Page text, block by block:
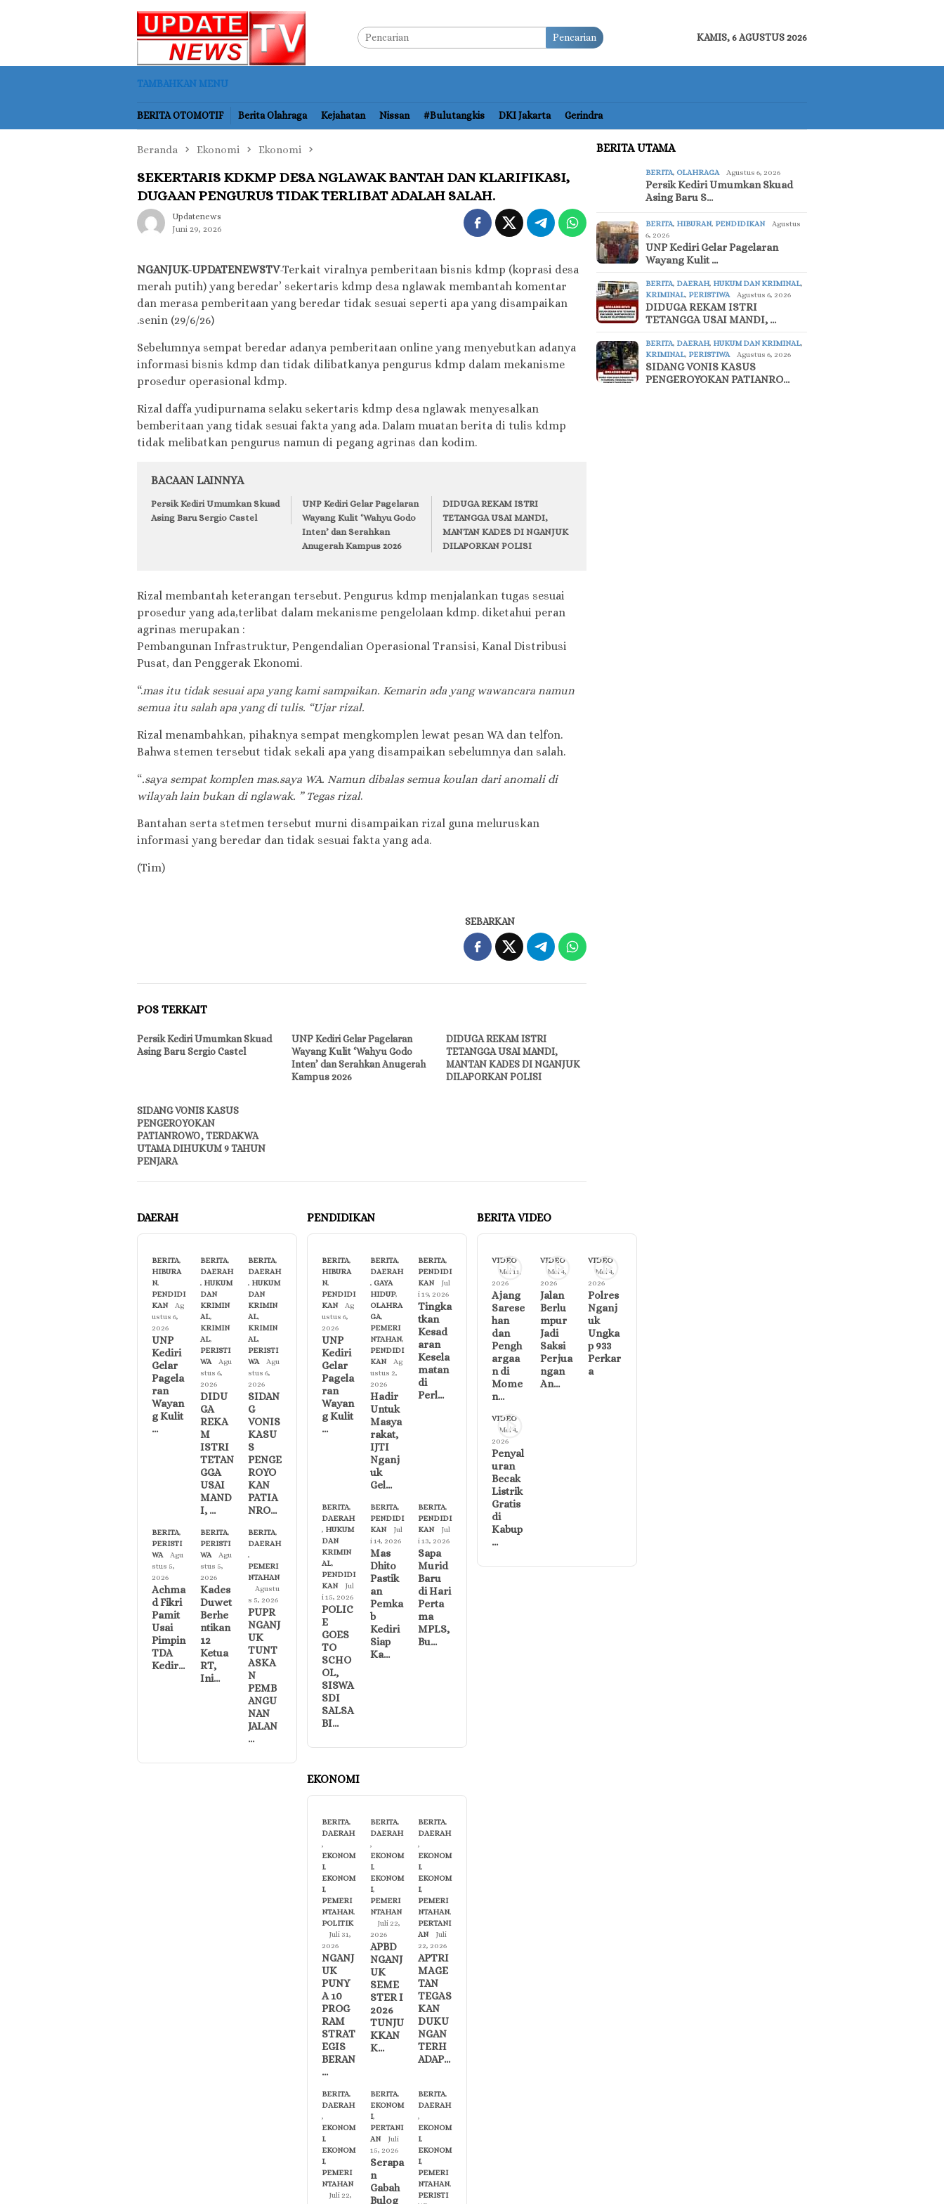
Pencarian KAMIS, 6 AGUSTUS 2026
TAMBAHKAN MENU
BERITA OTOMOTIF Berita Olahraga Kejahatan Nissan #bulutangkis DKI Jakarta Gerindra
Beranda Ekonomi Ekonomi
SEKERTARIS KDKMP DESA NGLAWAK BANTAH DAN KLARIFIKASI,
DUGAAN PENGURUS TIDAK TERLIBAT ADALAH SALAH.
Updatenews
Juni 29, 2026
NGANJUK-UPDATENEWSTV-Terkait viralnya pemberitaan bisnis kdmp (koprasi desa
merah putih) yang beredar’ sekertaris kdmp desa nglawak membantah komentar
dan merasa pemberitaan yang beredar tidak sesuai seperti apa yang disampaikan
.senin (29/6/26)
Sebelumnya sempat beredar adanya pemberitaan online yang menyebutkan adanya
informasi bisnis kdmp dan tidak dilibatkanya pengurus kdmp dalam mekanisme
prosedur operasional kdmp.
Rizal daffa yudipurnama selaku sekertaris kdmp desa nglawak menyesalkan
bemberitaan yang tidak sesuai fakta yang ada. Dalam muatan berita di tulis kdmp
tidak melibatkan pengurus namun di pegang agrinas dan kodim.
BACAAN LAINNYA
Persik Kediri Umumkan Skuad
Asing Baru Sergio Castel
UNP Kediri Gelar Pagelaran
Wayang Kulit ‘Wahyu Godo
Inten’ dan Serahkan
Anugerah Kampus 2026
DIDUGA REKAM ISTRI
TETANGGA USAI MANDI,
MANTAN KADES DI NGANJUK
DILAPORKAN POLISI
Rizal membantah keterangan tersebut. Pengurus kdmp menjalankan tugas sesuai
prosedur yang ada,terlibat dalam mekanisme pengelolaan kdmp. diketahui peran
agrinas merupakan :
Pembangunan Infrastruktur, Pengendalian Operasional Transisi, Kanal Distribusi
Pusat, dan Penggerak Ekonomi.
“.mas itu tidak sesuai apa yang kami sampaikan. Kemarin ada yang wawancara namun
semua itu salah apa yang di tulis. “Ujar rizal.
Rizal menambahkan, pihaknya sempat mengkomplen lewat pesan WA dan telfon.
Bahwa stemen tersebut tidak sekali apa yang disampaikan sebelumnya dan salah.
“.saya sempat komplen mas.saya WA. Namun dibalas semua koulan dari anomali di
wilayah lain bukan di nglawak. ” Tegas rizal.
Bantahan serta stetmen tersebut murni disampaikan rizal guna meluruskan
informasi yang beredar dan tidak sesuai fakta yang ada.
(Tim)
SEBARKAN
POS TERKAIT
Persik Kediri Umumkan Skuad
Asing Baru Sergio Castel
UNP Kediri Gelar Pagelaran
Wayang Kulit ‘Wahyu Godo
Inten’ dan Serahkan Anugerah
Kampus 2026
DIDUGA REKAM ISTRI
TETANGGA USAI MANDI,
MANTAN KADES DI NGANJUK
DILAPORKAN POLISI
SIDANG VONIS KASUS
PENGEROYOKAN
PATIANROWO, TERDAKWA
UTAMA DIHUKUM 9 TAHUN
PENJARA
BERITA UTAMA
BERITA, OLAHRAGA Agustus 6, 2026
Persik Kediri Umumkan Skuad
Asing Baru S…
BERITA, HIBURAN, PENDIDIKAN
Agustus
6, 2026
UNP Kediri Gelar Pagelaran
Wayang Kulit …
BERITA, DAERAH, HUKUM DAN KRIMINAL,
KRIMINAL, PERISTIWA Agustus 6, 2026
DIDUGA REKAM ISTRI
TETANGGA USAI MANDI, …
BERITA, DAERAH, HUKUM DAN KRIMINAL,
KRIMINAL, PERISTIWA Agustus 6, 2026
SIDANG VONIS KASUS
PENGEROYOKAN PATIANRO…
DAERAH
BERITA,
HIBURA
N,
PENDIDI
KAN
Ag
ustus 6,
2026
UNP
Kediri
Gelar
Pagela
ran
Wayan
g Kulit
…
BERITA,
DAERAH
, HUKUM
DAN
KRIMIN
AL,
KRIMIN
AL,
PERISTI
WA
Agu
stus 6,
2026
DIDU
GA
REKA
M
ISTRI
TETAN
GGA
USAI
MAND
I, …
BERITA,
DAERAH
, HUKUM
DAN
KRIMIN
AL,
KRIMIN
AL,
PERISTI
WA
Agu
stus 6,
2026
SIDAN
G
VONIS
KASU
S
PENGE
ROYO
KAN
PATIA
NRO…
BERITA,
PERISTI
WA
Agu
stus 5,
2026
Achma
d Fikri
Pamit
Usai
Pimpin
TDA
Kedir…
BERITA,
PERISTI
WA
Agu
stus 5,
2026
Kades
Duwet
Berhe
ntikan
12
Ketua
RT,
Ini…
BERITA,
DAERAH
,
PEMERI
NTAHAN
Agustu
s 5, 2026
PUPR
NGANJ
UK
TUNT
ASKA
N
PEMB
ANGU
NAN
JALAN
…
PENDIDIKAN
BERITA,
HIBURA
N,
PENDIDI
KAN
Ag
ustus 6,
2026
UNP
Kediri
Gelar
Pagela
ran
Wayan
g Kulit
…
BERITA,
DAERAH
, GAYA
HIDUP,
OLAHRA
GA,
PEMERI
NTAHAN,
PENDIDI
KAN
Ag
ustus 2,
2026
Hadir
Untuk
Masya
rakat,
IJTI
Nganj
uk
Gel…
BERITA,
PENDIDI
KAN
Jul
i 19, 2026
Tingka
tkan
Kesad
aran
Kesela
matan
di
Perl…
BERITA,
DAERAH
, HUKUM
DAN
KRIMIN
AL,
PENDIDI
KAN
Jul
i 15, 2026
POLIC
E
GOES
TO
SCHO
OL,
SISWA
SDI
SALSA
BI…
BERITA,
PENDIDI
KAN
Jul
i 14, 2026
Mas
Dhito
Pastik
an
Pemka
b
Kediri
Siap
Ka…
BERITA,
PENDIDI
KAN
Jul
i 13, 2026
Sapa
Murid
Baru
di Hari
Perta
ma
MPLS,
Bu…
EKONOMI
BERITA,
DAERAH
,
EKONOM
I,
EKONOM
I,
PEMERI
NTAHAN,
POLITIK
Juli 31,
2026
NGANJ
UK
PUNY
A 10
PROG
RAM
STRAT
EGIS
BERAN
…
BERITA,
DAERAH
,
EKONOM
I,
EKONOM
I,
PEMERI
NTAHAN
Juli 22,
2026
APBD
NGANJ
UK
SEME
STER I
2026
TUNJU
KKAN
K…
BERITA,
DAERAH
,
EKONOM
I,
EKONOM
I,
PEMERI
NTAHAN,
PERTANI
AN
Juli
22, 2026
APTRI
MAGE
TAN
TEGAS
KAN
DUKU
NGAN
TERH
ADAP…
BERITA,
DAERAH
,
EKONOM
I,
EKONOM
I,
PEMERI
NTAHAN
Juli 22,
BERITA,
EKONOM
I,
PERTANI
AN
Juli
15, 2026
Serapa
n
Gabah
Bulog
BERITA,
DAERAH
,
EKONOM
I,
EKONOM
I,
PEMERI
NTAHAN,
PERISTI
BERITA VIDEO
VIDEO
Mei 11,
2026
Ajang
Sarese
han
dan
Pengh
argaa
n di
Mome
n…
VIDEO
Mei 4,
2026
Jalan
Berlu
mpur
Jadi
Saksi
Perjua
ngan
An…
VIDEO
Mei 4,
2026
Polres
Nganj
uk
Ungka
p 933
Perkar
a
VIDEO
Mei 4,
2026
Penyal
uran
Becak
Listrik
Gratis
di
Kabup
…